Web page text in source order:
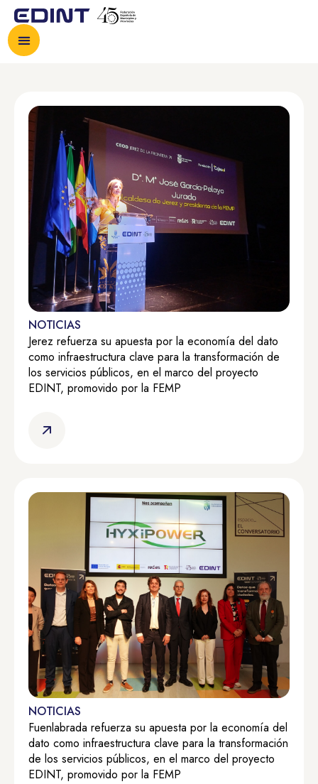
NOTICIAS
Jerez refuerza su apuesta por la economía del dato
como infraestructura clave para la transformación de
los servicios públicos, en el marco del proyecto
EDINT, promovido por la FEMP
NOTICIAS
Fuenlabrada refuerza su apuesta por la economía del
dato como infraestructura clave para la transformación
de los servicios públicos, en el marco del proyecto
EDINT, promovido por la FEMP